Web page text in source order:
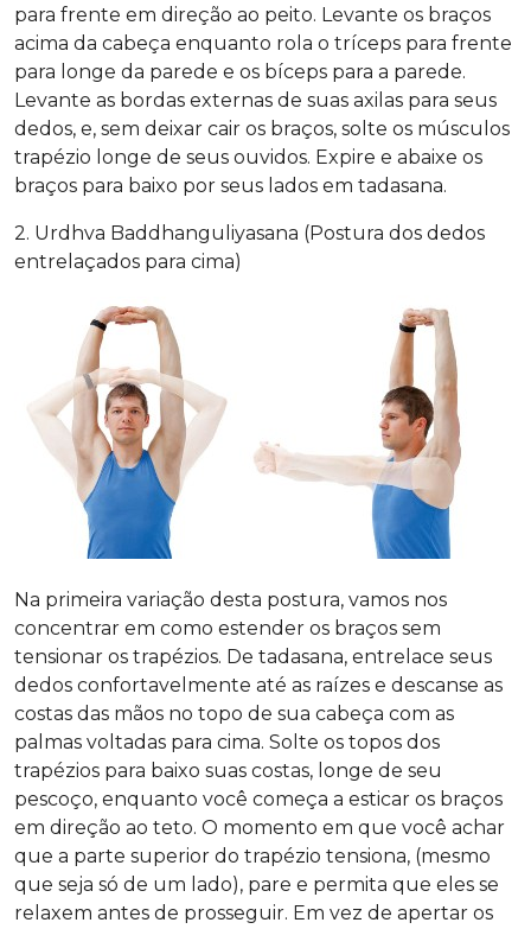
para frente em direção ao peito. Levante os braços
acima da cabeça enquanto rola o tríceps para frente
para longe da parede e os bíceps para a parede.
Levante as bordas externas de suas axilas para seus
dedos, e, sem deixar cair os braços, solte os músculos
trapézio longe de seus ouvidos. Expire e abaixe os
braços para baixo por seus lados em tadasana.
2. Urdhva Baddhanguliyasana (Postura dos dedos
entrelaçados para cima)
Na primeira variação desta postura, vamos nos
concentrar em como estender os braços sem
tensionar os trapézios. De tadasana, entrelace seus
dedos confortavelmente até as raízes e descanse as
costas das mãos no topo de sua cabeça com as
palmas voltadas para cima. Solte os topos dos
trapézios para baixo suas costas, longe de seu
pescoço, enquanto você começa a esticar os braços
em direção ao teto. O momento em que você achar
que a parte superior do trapézio tensiona, (mesmo
que seja só de um lado), pare e permita que eles se
relaxem antes de prosseguir. Em vez de apertar os